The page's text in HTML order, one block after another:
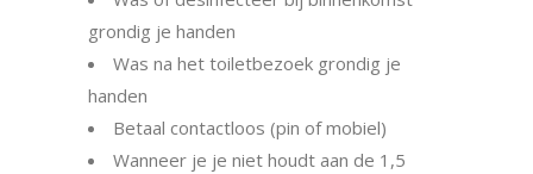
grondig je handen
Was na het toiletbezoek grondig je
handen
Betaal contactloos (pin of mobiel)
Wanneer je je niet houdt aan de 1,5